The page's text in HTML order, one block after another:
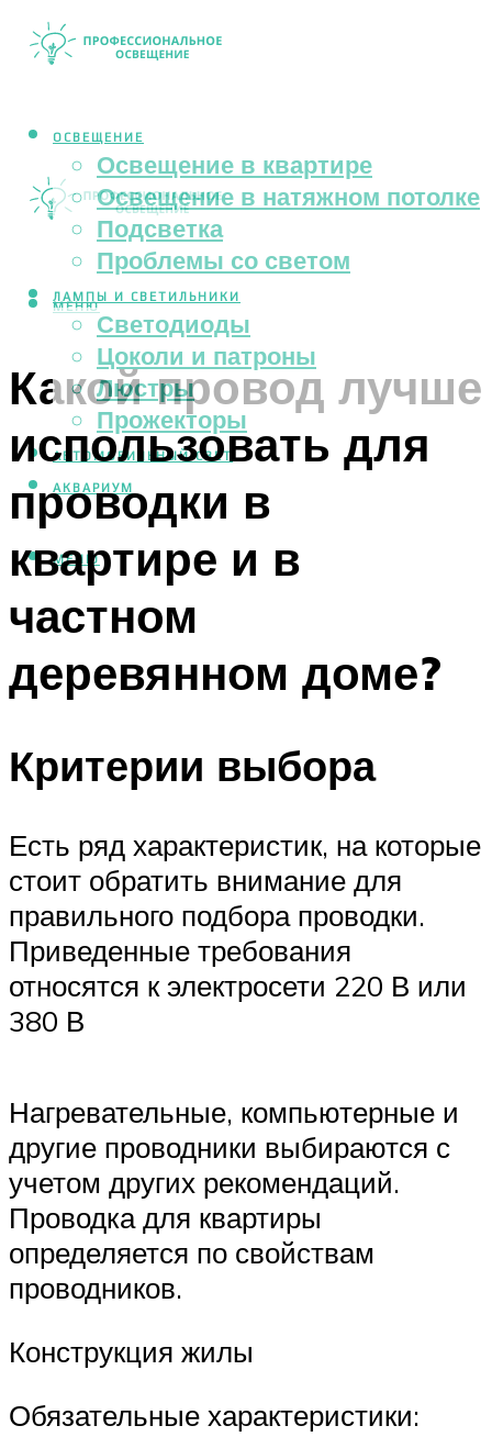
ОСВЕЩЕНИЕ
Освещение в квартире
Освещение в натяжном потолке
Подсветка
Проблемы со светом
ЛАМПЫ И СВЕТИЛЬНИКИ
Светодиоды
Цоколи и патроны
Люстры
Прожекторы
АВТОМОБИЛЬНЫЙ СВЕТ
АКВАРИУМ
МЕНЮ
МЕНЮ
Какой провод лучше
использовать для
проводки в
квартире и в
частном
деревянном доме?
Критерии выбора
Есть ряд характеристик, на которые
стоит обратить внимание для
правильного подбора проводки.
Приведенные требования
относятся к электросети 220 В или
380 В
Нагревательные, компьютерные и
другие проводники выбираются с
учетом других рекомендаций.
Проводка для квартиры
определяется по свойствам
проводников.
Конструкция жилы
Обязательные характеристики: